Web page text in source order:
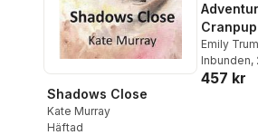
Shadows Close
Kate Murray
Häftad
Cranpup
Emily
Inbunden,
457 kr